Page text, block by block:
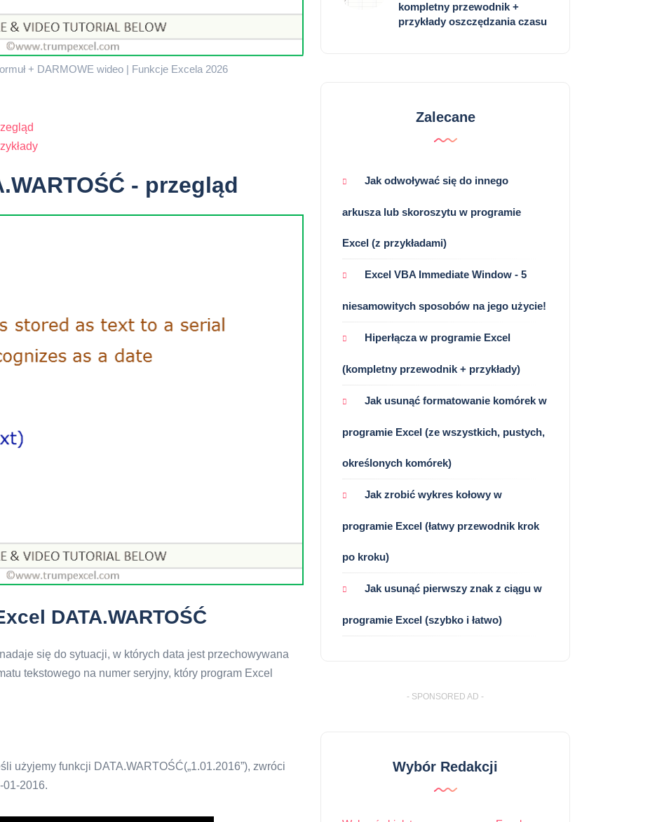
+ DARMOWE wideo | Funkcje Excela 2026
- przegląd
DATA.WARTOŚĆ
się do sytuacji, w których data jest przechowywana
tekstowego na numer seryjny, który program Excel
użyjemy funkcji DATA.WARTOŚĆ(„1.01.2016”), zwróci
01-2016.
kompletny przewodnik +
przykłady oszczędzania czasu
Zalecane
Jak odwoływać się do innego
arkusza lub skoroszytu w programie
Excel (z przykładami)
Excel VBA Immediate Window - 5
niesamowitych sposobów na jego użycie!
Hiperłącza w programie Excel
(kompletny przewodnik + przykłady)
Jak usunąć formatowanie komórek w
programie Excel (ze wszystkich, pustych,
określonych komórek)
Jak zrobić wykres kołowy w
programie Excel (łatwy przewodnik krok
po kroku)
Jak usunąć pierwszy znak z ciągu w
programie Excel (szybko i łatwo)
- SPONSORED AD -
Wybór Redakcji